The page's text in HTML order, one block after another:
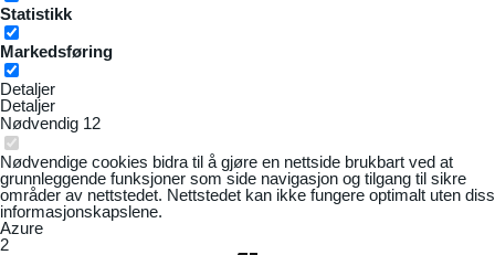
Statistikk
Markedsføring
Detaljer
Detaljer
Nødvendig 12
Nødvendige cookies bidra til å gjøre en nettside brukbart ved at
grunnleggende funksjoner som side navigasjon og tilgang til sikre
områder av nettstedet. Nettstedet kan ikke fungere optimalt uten
informasjonskapslene.
Azure
2